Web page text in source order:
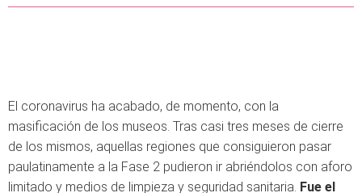
El coronavirus ha acabado, de momento, con la
masificación de los museos. Tras casi tres meses de cierre
de los mismos, aquellas regiones que consiguieron pasar
paulatinamente a la Fase 2 pudieron ir abriéndolos con aforo
limitado y medios de limpieza y seguridad sanitaria. Fue el